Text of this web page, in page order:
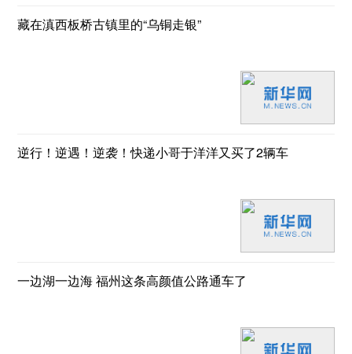
藏在滇西板桥古镇里的“乌铜走银”
逆行！逆遇！逆袭！快递小哥于洋洋又买了2辆车
一边湖一边海 福州这条高颜值公路通车了